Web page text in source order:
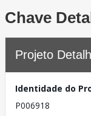
Chave
Projeto
Identidade do
P006918